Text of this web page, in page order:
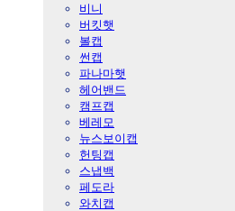
비니
버킷햇
볼캡
썬캡
파나마햇
헤어밴드
캠프캡
베레모
뉴스보이캡
헌팅캡
스냅백
페도라
와치캡